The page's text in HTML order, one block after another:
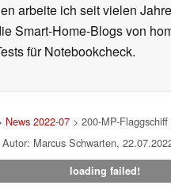
arbeite ich seit vielen
Smart-Home-Blogs von
für Notebookcheck.
News 2022-07> 200-MP-Flaggschiff
Autor: Marcus Schwarten,
loading failed!